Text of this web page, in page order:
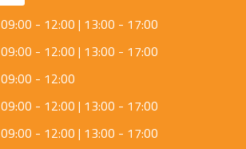
09:00 - 12:00 | 13:00 - 17:00
09:00 - 12:00 | 13:00 - 17:00
09:00 - 12:00
09:00 - 12:00 | 13:00 - 17:00
09:00 - 12:00 | 13:00 - 17:00